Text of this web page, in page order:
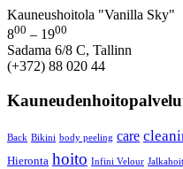
Kauneushoitola "Vanilla Sky"
800 – 1900
Sadama 6/8 C, Tallinn
(+372) 88 020 44
Back Bikini body peeling care
Hieronta hoito Infini Velour